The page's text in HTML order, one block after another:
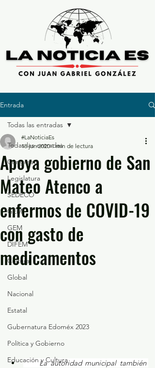
Entrada
Todas las entradas
Congreso
Legislatura
SEDECO
GEM
GEM
DIFEM
Cultura
Global
Nacional
Estatal
Gubernatura Edoméx 2023
Política y Gobierno
Educación y Cultura
Todas las entradas
Apoya gobierno de San
Mateo Atenco a
enfermos de COVID-19
con gasto de
medicamentos
#LaNoticiaEs
18 jun 2020 1 min de lectura
La autoridad municipal también